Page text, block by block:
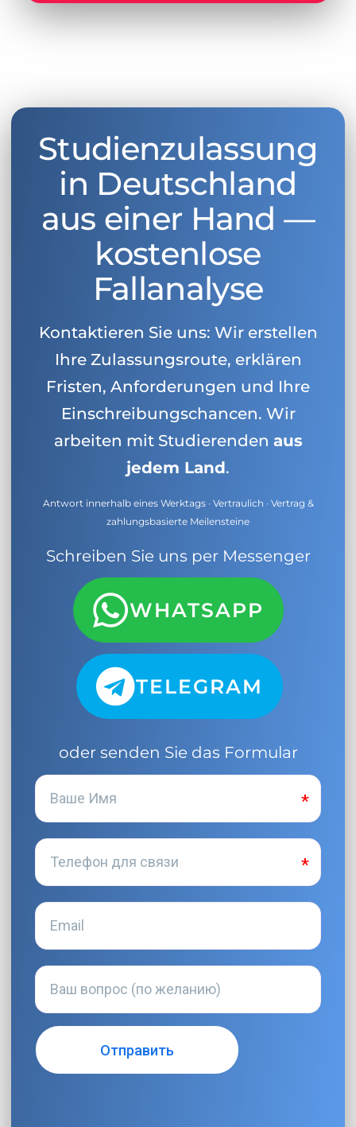
Studienzulassung
in Deutschland
aus einer Hand —
kostenlose
Fallanalyse
Kontaktieren Sie uns: Wir erstellen
Ihre Zulassungsroute, erklären
Fristen, Anforderungen und Ihre
Einschreibungschancen. Wir
arbeiten mit Studierenden aus
jedem Land.
Antwort innerhalb eines Werktags · Vertraulich · Vertrag &
zahlungsbasierte Meilensteine
Schreiben Sie uns per Messenger
WHATSAPP
TELEGRAM
oder senden Sie das Formular